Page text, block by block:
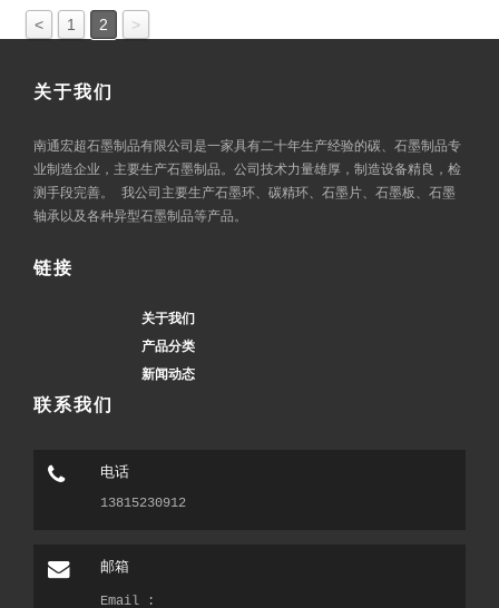
< 1 2 >
关于我们
南通宏超石墨制品有限公司是一家具有二十年生产经验的碳、石墨制品专
业制造企业，主要生产石墨制品。公司技术力量雄厚，制造设备精良，检
测手段完善。 我公司主要生产石墨环、碳精环、石墨片、石墨板、石墨
轴承以及各种异型石墨制品等产品。
链接
关于我们
产品分类
新闻动态
联系我们
电话
13815230912
邮箱
Email :